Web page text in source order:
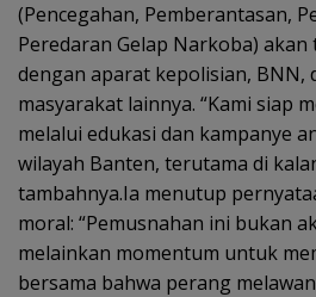
(Pencegahan, Pemberantasan,
Peredaran Gelap Narkoba)
dengan aparat kepolisian, BNN,
masyarakat lainnya. “Kami siap
melalui edukasi dan kampanye
wilayah Banten, terutama di
tambahnya.Ia menutup
moral: “Pemusnahan ini bukan
melainkan momentum untuk
bersama bahwa perang